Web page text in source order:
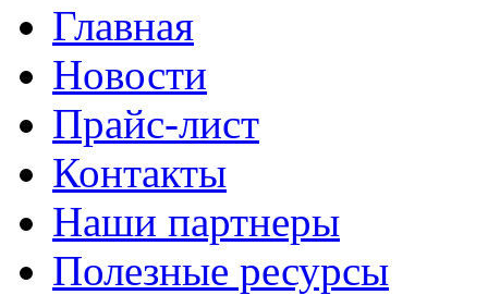
Главная
Новости
Прайс-лист
Контакты
Наши партнеры
Полезные ресурсы